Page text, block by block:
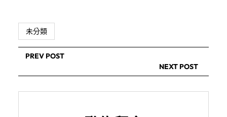
未分類
PREV POST
NEXT POST